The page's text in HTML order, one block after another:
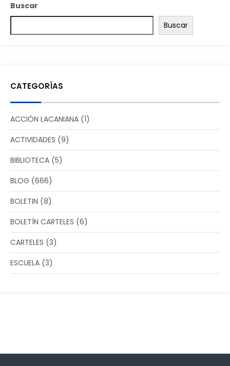
Buscar
Buscar
CATEGORÍAS
ACCIÓN LACANIANA (1)
ACTIVIDADES (9)
BIBLIOTECA (5)
BLOG (666)
BOLETIN (8)
BOLETÍN CARTELES (6)
CARTELES (3)
ESCUELA (3)